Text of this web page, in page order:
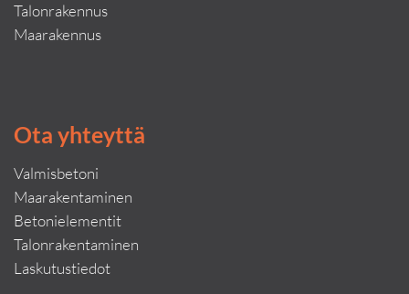
Talonrakennus
Maarakennus
Ota yhteyttä
Valmisbetoni
Maarakentaminen
Betonielementit
Talonrakentaminen
Laskutustiedot